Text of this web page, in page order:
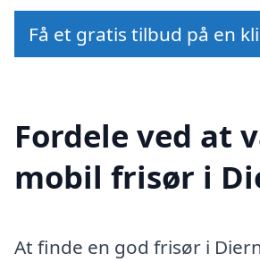
Få et gratis tilbud på en
Fordele ved at
mobil frisør i
At finde en god frisør i